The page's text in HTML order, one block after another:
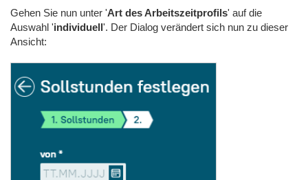
Gehen Sie nun unter 'Art des Arbeitszeitprofils' auf die
Auswahl 'individuell'. Der Dialog verändert sich nun zu dieser
Ansicht: